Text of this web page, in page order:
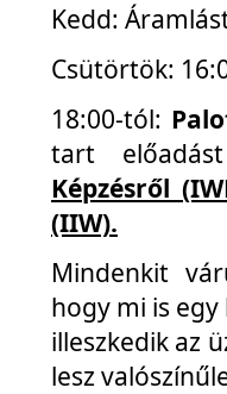
Kedd:
Csütörtök:
18:00-tól:
tart
Képzésről
(IIW).
Mindenkit
hogy mi is
illeszkedik az
lesz